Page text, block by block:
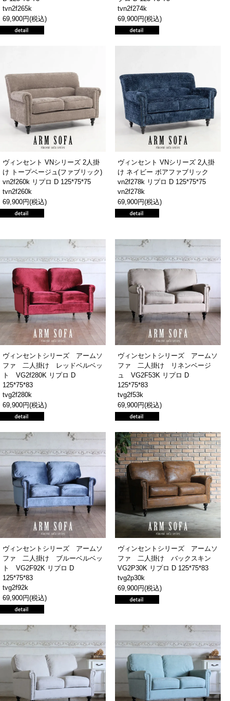
tvn2f265k
69,900円(税込)
tvn2f274k
69,900円(税込)
ヴィンセント VNシリーズ 2人掛
け トープベージュ(ファブリック)
vn2f260k リプロ D 125*75*75
tvn2f260k
69,900円(税込)
ヴィンセント VNシリーズ 2人掛
け ネイビー ボアファブリック
vn2f278k リプロ D 125*75*75
vn2f278k
69,900円(税込)
ヴィンセントシリーズ アームソ
ファ 二人掛け レッドベルベッ
ト VG2f280K リプロ D
125*75*83
tvg2f280k
69,900円(税込)
ヴィンセントシリーズ アームソ
ファ 二人掛け リネンベージ
ュ VG2F53K リプロ D
125*75*83
tvg2f53k
69,900円(税込)
ヴィンセントシリーズ アームソ
ファ 二人掛け ブルーベルベッ
ト VG2F92K リプロ D
125*75*83
tvg2f92k
69,900円(税込)
ヴィンセントシリーズ アームソ
ファ 二人掛け バックスキン
VG2P30K リプロ D 125*75*83
tvg2p30k
69,900円(税込)